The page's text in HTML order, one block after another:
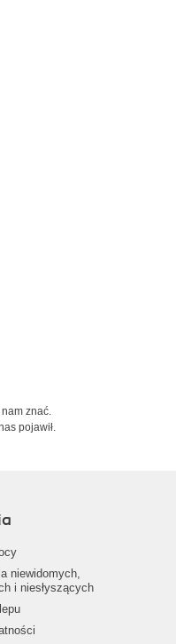
znać.
pojawił.
niewidomych,
i niesłyszących